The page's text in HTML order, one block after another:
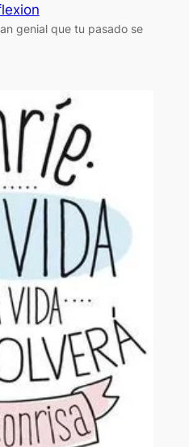
genial que tu pasado se